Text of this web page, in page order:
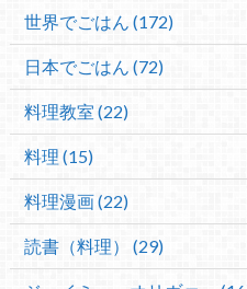
世界でごはん (172)
日本でごはん (72)
料理教室 (22)
料理 (15)
料理漫画 (22)
読書（料理） (29)